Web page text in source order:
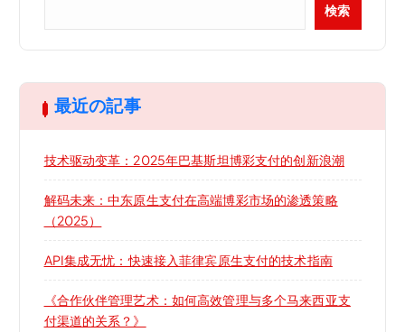
検索
最近の記事
技术驱动变革：2025年巴基斯坦博彩支付的创新浪潮
解码未来：中东原生支付在高端博彩市场的渗透策略
（2025）
API集成无忧：快速接入菲律宾原生支付的技术指南
《合作伙伴管理艺术：如何高效管理与多个马来西亚支
付渠道的关系？》